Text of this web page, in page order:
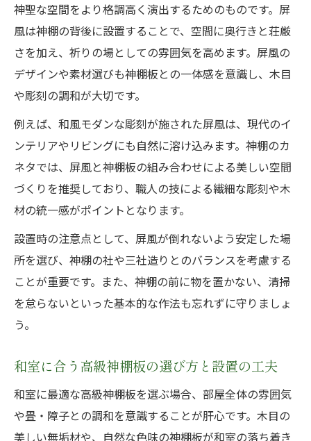
小さい神棚や三社造りの上手な配置テクニ
ック
神棚・屏風設置で避けたいタブーとは
神棚・高級神棚板設置で絶対に避けるべき
NG行為
神棚のカネタ流 タブーを知らずに困りがち
な事例
水回りやトイレ付近に神棚を置くリスクと
対策
神棚・高級神棚板の掃除と長期間未参拝の
危険性
家族の幸福へ導く神棚の祀り方ガイド
神棚のカネタ製品で家族の安寧を祈る日々
の工夫
神棚 三社造りや個人向け神棚の祀り方ポイ
ント
神聖な空間をより格調高く演出するためのものです。屏
風は神棚の背後に設置することで、空間に奥行きと荘厳
さを加え、祈りの場としての雰囲気を高めます。屏風の
デザインや素材選びも神棚板との一体感を意識し、木目
や彫刻の調和が大切です。
例えば、和風モダンな彫刻が施された屏風は、現代のイ
ンテリアやリビングにも自然に溶け込みます。神棚のカ
ネタでは、屏風と神棚板の組み合わせによる美しい空間
づくりを推奨しており、職人の技による繊細な彫刻や木
材の統一感がポイントとなります。
設置時の注意点として、屏風が倒れないよう安定した場
所を選び、神棚の社や三社造りとのバランスを考慮する
ことが重要です。また、神棚の前に物を置かない、清掃
を怠らないといった基本的な作法も忘れずに守りましょ
う。
和室に合う高級神棚板の選び方と設置の工夫
和室に最適な高級神棚板を選ぶ場合、部屋全体の雰囲気
や畳・障子との調和を意識することが肝心です。木目の
美しい無垢材や、自然な色味の神棚板が和室の落ち着き